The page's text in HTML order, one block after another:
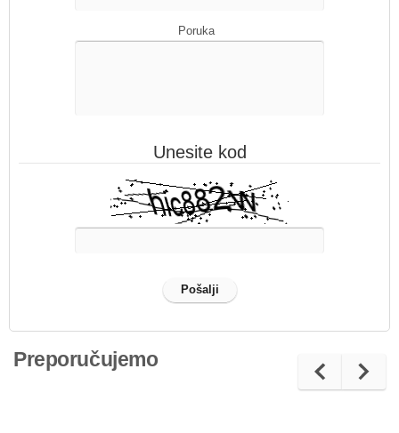
Poruka
Unesite kod
Preporučujemo